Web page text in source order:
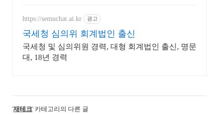
https://semuchat.ai.kr 광고
국세청 심의위 회계법인 출신
국세청 및 심의위원 경력, 대형 회계법인 출신, 명문
대, 18년 경력
'재테크' 카테고리의 다른 글